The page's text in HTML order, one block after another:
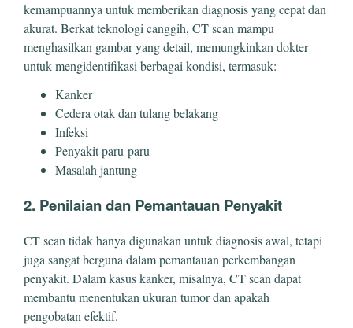
kemampuannya untuk memberikan diagnosis yang cepat dan
akurat. Berkat teknologi canggih, CT scan mampu
menghasilkan gambar yang detail, memungkinkan dokter
untuk mengidentifikasi berbagai kondisi, termasuk:
Kanker
Cedera otak dan tulang belakang
Infeksi
Penyakit paru-paru
Masalah jantung
2. Penilaian dan Pemantauan Penyakit
CT scan tidak hanya digunakan untuk diagnosis awal, tetapi
juga sangat berguna dalam pemantauan perkembangan
penyakit. Dalam kasus kanker, misalnya, CT scan dapat
membantu menentukan ukuran tumor dan apakah
pengobatan efektif.